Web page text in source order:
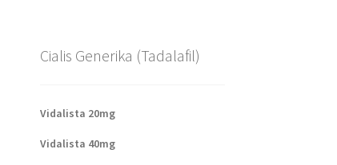
Cialis Generika (Tadalafil)
Vidalista 20mg
Vidalista 40mg